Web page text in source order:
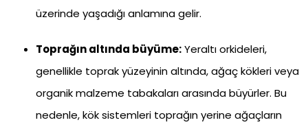
üzerinde yaşadığı anlamına gelir.
Toprağın altında büyüme:Yeraltı orkideleri,
genellikle toprak yüzeyinin altında, ağaç kökleri veya
organik malzeme tabakaları arasında büyürler. Bu
nedenle, kök sistemleri toprağın yerine ağaçların